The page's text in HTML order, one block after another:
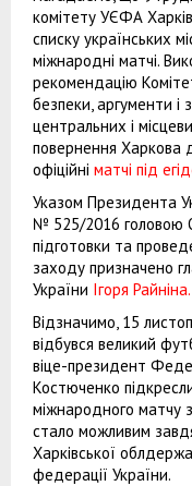
комітету УЄФА
списку українських
міжнародні матчі.
рекомендацію
безпеки, аргументи і
центральних і
повернення Харкова
офіційні матчі під
Указом Президента
№ 525/2016 головою
підготовки та
заходу призначено
України Ігоря Райніна.
Відзначимо, 15
відбувся великий
віце-президент
Костюченко
міжнародного матчу
стало можливим
Харківської
федерації України.